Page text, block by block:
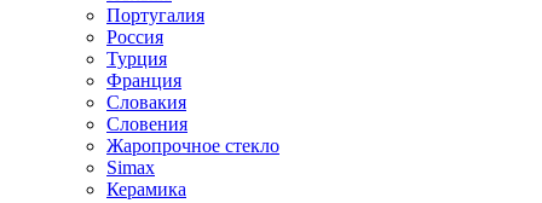
Португалия
Россия
Турция
Франция
Словакия
Словения
Жаропрочное стекло
Simax
Керамика